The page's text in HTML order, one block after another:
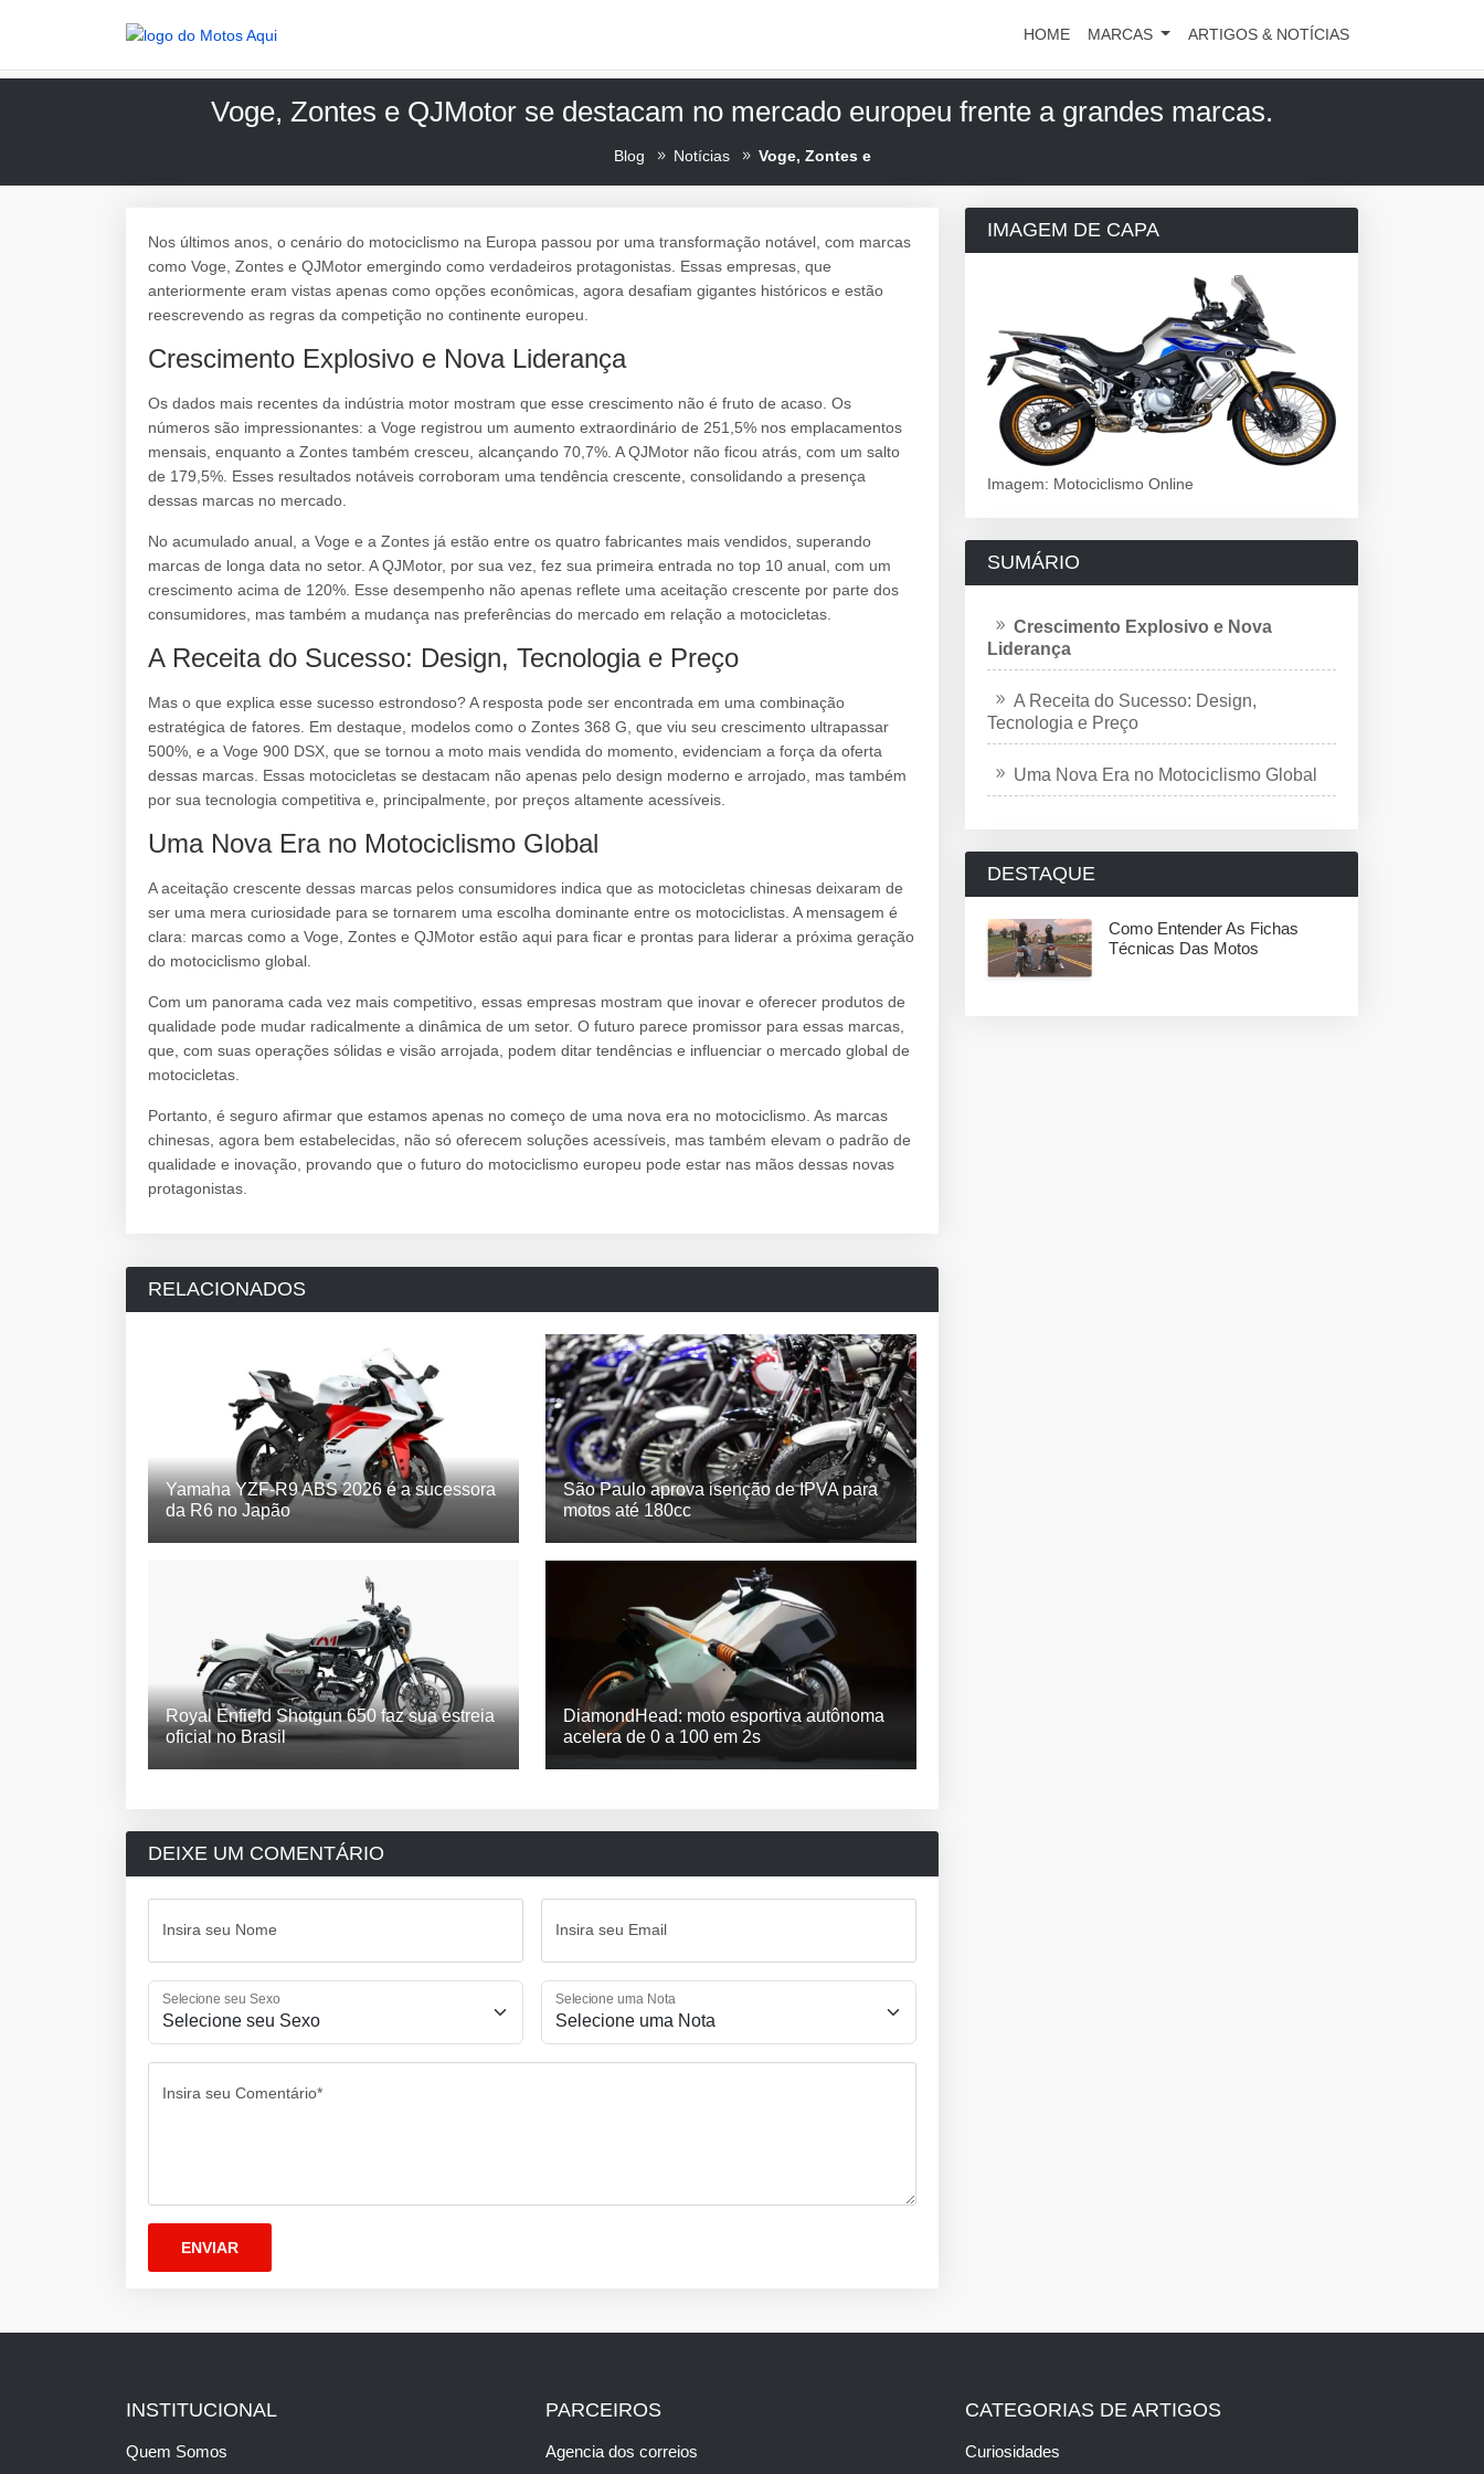
HOME MARCAS ARTIGOS & NOTÍCIAS
Voge, Zontes e QJMotor se destacam no mercado europeu frente a grandes marcas.
Blog Notícias Voge, Zontes e
Nos últimos anos, o cenário do motociclismo na Europa passou por uma transformação notável, com marcas
como Voge, Zontes e QJMotor emergindo como verdadeiros protagonistas. Essas empresas, que
anteriormente eram vistas apenas como opções econômicas, agora desafiam gigantes históricos e estão
reescrevendo as regras da competição no continente europeu.
Crescimento Explosivo e Nova Liderança
Os dados mais recentes da indústria motor mostram que esse crescimento não é fruto de acaso. Os
números são impressionantes: a Voge registrou um aumento extraordinário de 251,5% nos emplacamentos
mensais, enquanto a Zontes também cresceu, alcançando 70,7%. A QJMotor não ficou atrás, com um salto
de 179,5%. Esses resultados notáveis corroboram uma tendência crescente, consolidando a presença
dessas marcas no mercado.
No acumulado anual, a Voge e a Zontes já estão entre os quatro fabricantes mais vendidos, superando
marcas de longa data no setor. A QJMotor, por sua vez, fez sua primeira entrada no top 10 anual, com um
crescimento acima de 120%. Esse desempenho não apenas reflete uma aceitação crescente por parte dos
consumidores, mas também a mudança nas preferências do mercado em relação a motocicletas.
A Receita do Sucesso: Design, Tecnologia e Preço
Mas o que explica esse sucesso estrondoso? A resposta pode ser encontrada em uma combinação
estratégica de fatores. Em destaque, modelos como o Zontes 368 G, que viu seu crescimento ultrapassar
500%, e a Voge 900 DSX, que se tornou a moto mais vendida do momento, evidenciam a força da oferta
dessas marcas. Essas motocicletas se destacam não apenas pelo design moderno e arrojado, mas também
por sua tecnologia competitiva e, principalmente, por preços altamente acessíveis.
Uma Nova Era no Motociclismo Global
A aceitação crescente dessas marcas pelos consumidores indica que as motocicletas chinesas deixaram de
ser uma mera curiosidade para se tornarem uma escolha dominante entre os motociclistas. A mensagem é
clara: marcas como a Voge, Zontes e QJMotor estão aqui para ficar e prontas para liderar a próxima geração
do motociclismo global.
Com um panorama cada vez mais competitivo, essas empresas mostram que inovar e oferecer produtos de
qualidade pode mudar radicalmente a dinâmica de um setor. O futuro parece promissor para essas marcas,
que, com suas operações sólidas e visão arrojada, podem ditar tendências e influenciar o mercado global de
motocicletas.
Portanto, é seguro afirmar que estamos apenas no começo de uma nova era no motociclismo. As marcas
chinesas, agora bem estabelecidas, não só oferecem soluções acessíveis, mas também elevam o padrão de
qualidade e inovação, provando que o futuro do motociclismo europeu pode estar nas mãos dessas novas
protagonistas.
RELACIONADOS
Yamaha YZF-R9 ABS 2026 é a sucessora
da R6 no Japão
São Paulo aprova isenção de IPVA para
motos até 180cc
Royal Enfield Shotgun 650 faz sua estreia
oficial no Brasil
DiamondHead: moto esportiva autônoma
acelera de 0 a 100 em 2s
DEIXE UM COMENTÁRIO
Insira seu Nome Insira seu Email
Selecione seu Sexo Selecione uma Nota
Insira seu Comentário*
IMAGEM DE CAPA
Imagem: Motociclismo Online
SUMÁRIO
Crescimento Explosivo e Nova
Liderança
A Receita do Sucesso: Design,
Tecnologia e Preço
Uma Nova Era no Motociclismo Global
DESTAQUE
Como Entender As Fichas
Técnicas Das Motos
INSTITUCIONAL
Quem Somos
PARCEIROS
Agencia dos correios
CATEGORIAS DE ARTIGOS
Curiosidades